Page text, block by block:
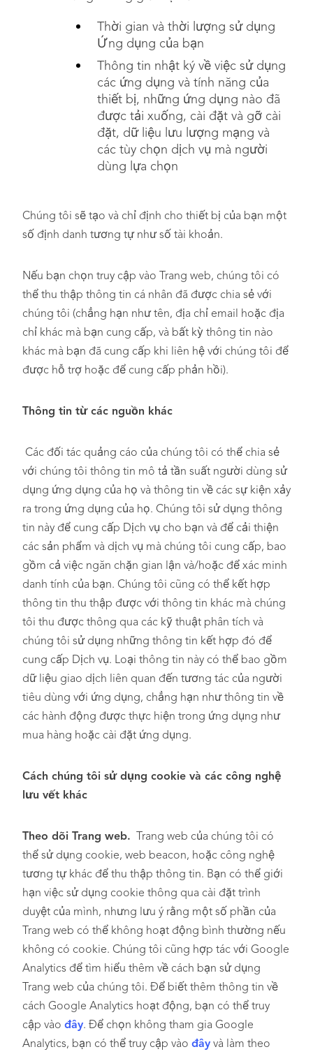
Thời gian và thời lượng sử dụng
Ứng dụng của bạn
Thông tin nhật ký về việc sử dụng
các ứng dụng và tính năng của
thiết bị, những ứng dụng nào đã
được tải xuống, cài đặt và gỡ cài
đặt, dữ liệu lưu lượng mạng và
các tùy chọn dịch vụ mà người
dùng lựa chọn
Chúng tôi sẽ tạo và chỉ định cho thiết bị của bạn một
số định danh tương tự như số tài khoản.
Nếu bạn chọn truy cập vào Trang web, chúng tôi có
thể thu thập thông tin cá nhân đã được chia sẻ với
chúng tôi (chẳng hạn như tên, địa chỉ email hoặc địa
chỉ khác mà bạn cung cấp, và bất kỳ thông tin nào
khác mà bạn đã cung cấp khi liên hệ với chúng tôi để
được hỗ trợ hoặc để cung cấp phản hồi).
Thông tin từ các nguồn khác
Các đối tác quảng cáo của chúng tôi có thể chia sẻ
với chúng tôi thông tin mô tả tần suất người dùng sử
dụng ứng dụng của họ và thông tin về các sự kiện xảy
ra trong ứng dụng của họ. Chúng tôi sử dụng thông
tin này để cung cấp Dịch vụ cho bạn và để cải thiện
các sản phẩm và dịch vụ mà chúng tôi cung cấp, bao
gồm cả việc ngăn chặn gian lận và/hoặc để xác minh
danh tính của bạn. Chúng tôi cũng có thể kết hợp
thông tin thu thập được với thông tin khác mà chúng
tôi thu được thông qua các kỹ thuật phân tích và
chúng tôi sử dụng những thông tin kết hợp đó để
cung cấp Dịch vụ. Loại thông tin này có thể bao gồm
dữ liệu giao dịch liên quan đến tương tác của người
tiêu dùng với ứng dụng, chẳng hạn như thông tin về
các hành động được thực hiện trong ứng dụng như
mua hàng hoặc cài đặt ứng dụng.
Cách chúng tôi sử dụng cookie và các công nghệ
lưu vết khác
Theo dõi Trang web. Trang web của chúng tôi có
thể sử dụng cookie, web beacon, hoặc công nghệ
tương tự khác để thu thập thông tin. Bạn có thể giới
hạn việc sử dụng cookie thông qua cài đặt trình
duyệt của mình, nhưng lưu ý rằng một số phần của
Trang web có thể không hoạt động bình thường nếu
không có cookie. Chúng tôi cũng hợp tác với Google
Analytics để tìm hiểu thêm về cách bạn sử dụng
Trang web của chúng tôi. Để biết thêm thông tin về
cách Google Analytics hoạt động, bạn có thể truy
cập vào đây. Để chọn không tham gia Google
Analytics, bạn có thể truy cập vào đây và làm theo